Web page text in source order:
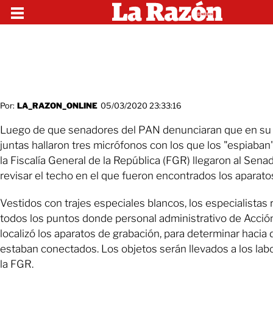
Por: LA_RAZON_ONLINE 05/03/2020 23:33:16
Luego de que senadores del PAN denunciaran que en su
juntas hallaron tres micrófonos con los que los
la Fiscalía General de la República (FGR) llegaron al
revisar el techo en el que fueron encontrados los
Vestidos con trajes especiales blancos, los especialistas
todos los puntos donde personal administrativo de
localizó los aparatos de grabación, para determinar hacia
estaban conectados. Los objetos serán llevados a los
la FGR.